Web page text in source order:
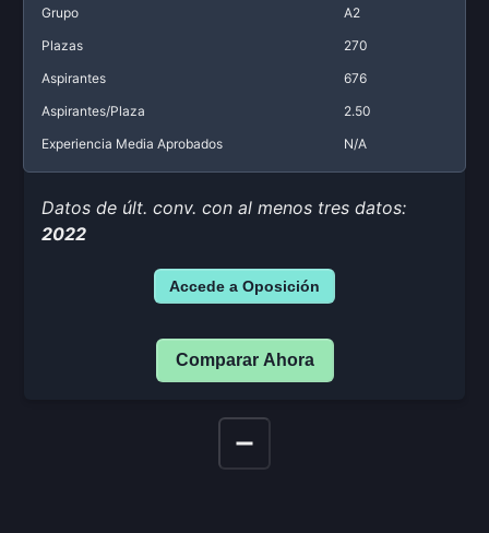
Grupo
A2
Plazas
270
Aspirantes
676
Aspirantes/Plaza
2.50
Experiencia Media Aprobados
N/A
Datos de últ. conv. con al menos tres datos:
2022
Accede a Oposición
Comparar Ahora